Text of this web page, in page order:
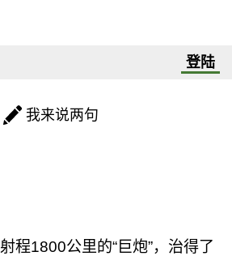
登陆
我来说两句
射程1800公里的“巨炮”，治得了